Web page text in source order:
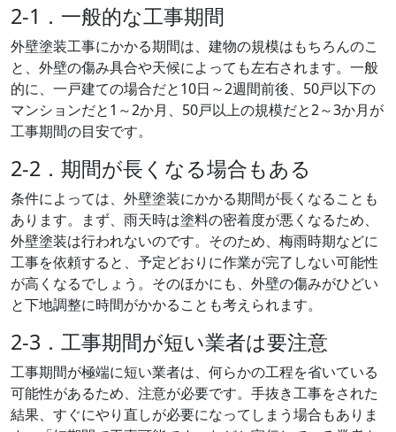
2-1．一般的な工事期間
外壁塗装工事にかかる期間は、建物の規模はもちろんのこ
と、外壁の傷み具合や天候によっても左右されます。一般
的に、一戸建ての場合だと10日～2週間前後、50戸以下の
マンションだと1～2か月、50戸以上の規模だと2～3か月が
工事期間の目安です。
2-2．期間が長くなる場合もある
条件によっては、外壁塗装にかかる期間が長くなることも
あります。まず、雨天時は塗料の密着度が悪くなるため、
外壁塗装は行われないのです。そのため、梅雨時期などに
工事を依頼すると、予定どおりに作業が完了しない可能性
が高くなるでしょう。そのほかにも、外壁の傷みがひどい
と下地調整に時間がかかることも考えられます。
2-3．工事期間が短い業者は要注意
工事期間が極端に短い業者は、何らかの工程を省いている
可能性があるため、注意が必要です。手抜き工事をされた
結果、すぐにやり直しが必要になってしまう場合もありま